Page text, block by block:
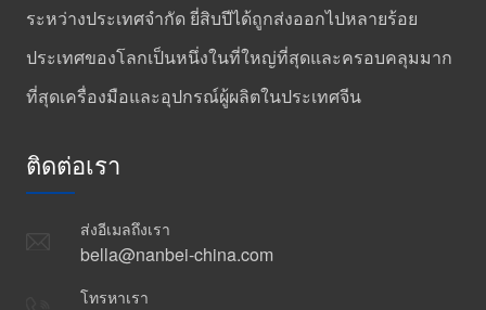
ระหว่างประเทศจำกัด ยี่สิบปีได้ถูกส่งออกไปหลายร้อย
ประเทศของโลกเป็นหนึ่งในที่ใหญ่ที่สุดและครอบคลุมมาก
ที่สุดเครื่องมือและอุปกรณ์ผู้ผลิตในประเทศจีน
ติดต่อเรา
ส่งอีเมลถึงเรา
bella@nanbei-china.com
โทรหาเรา